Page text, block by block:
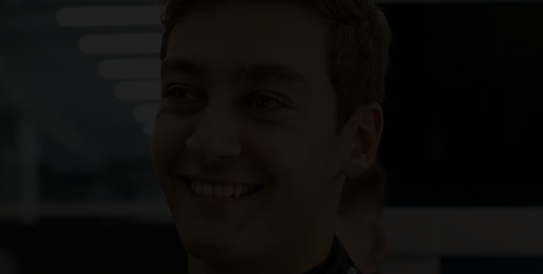
F1 COUREURS KAMPIOENSCHAP